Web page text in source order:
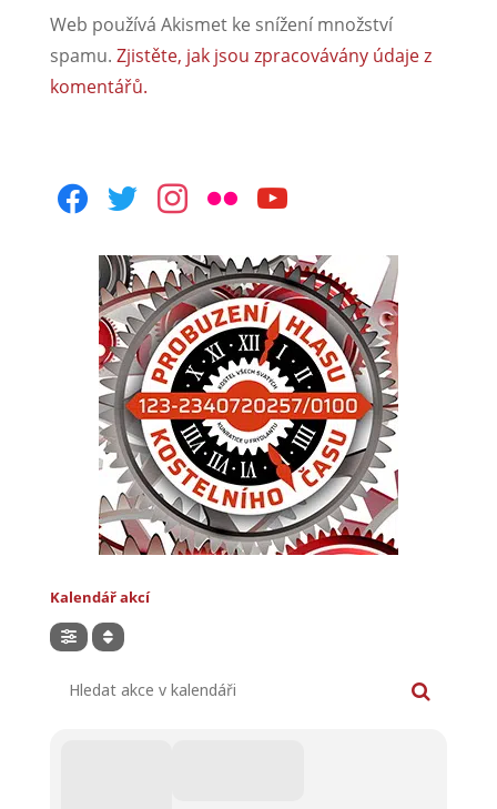
Web používá Akismet ke snížení množství
spamu. Zjistěte, jak jsou zpracovávány údaje z
komentářů.
facebooktwitterinstagram
flickr youtube
Kalendář akcí